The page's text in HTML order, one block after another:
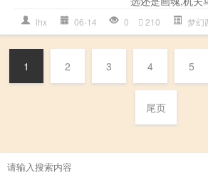
lhx 06-14 0 210 梦幻
1 2 3 4 5
尾页